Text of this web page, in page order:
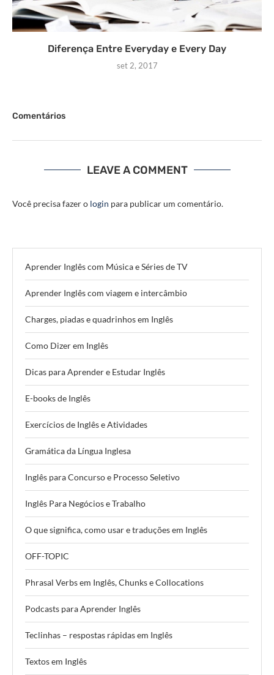
Diferença Entre Everyday e Every Day
set 2, 2017
Comentários
LEAVE A COMMENT
Você precisa fazer o login para publicar um comentário.
Aprender Inglês com Música e Séries de TV
Aprender Inglês com viagem e intercâmbio
Charges, piadas e quadrinhos em Inglês
Como Dizer em Inglês
Dicas para Aprender e Estudar Inglês
E-books de Inglês
Exercícios de Inglês e Atividades
Gramática da Língua Inglesa
Inglês para Concurso e Processo Seletivo
Inglês Para Negócios e Trabalho
O que significa, como usar e traduções em Inglês
OFF-TOPIC
Phrasal Verbs em Inglês, Chunks e Collocations
Podcasts para Aprender Inglês
Teclinhas – respostas rápidas em Inglês
Textos em Inglês